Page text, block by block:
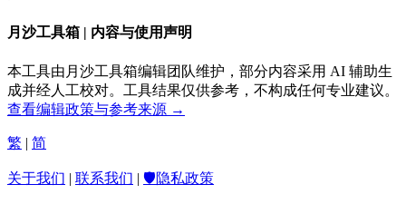
月沙工具箱 | 内容与使用声明
本工具由月沙工具箱编辑团队维护，部分内容采用 AI 辅助生
成并经人工校对。工具结果仅供参考，不构成任何专业建议。
查看编辑政策与参考来源 →
繁 | 简
关于我们 | 联系我们 | 🛡️隐私政策